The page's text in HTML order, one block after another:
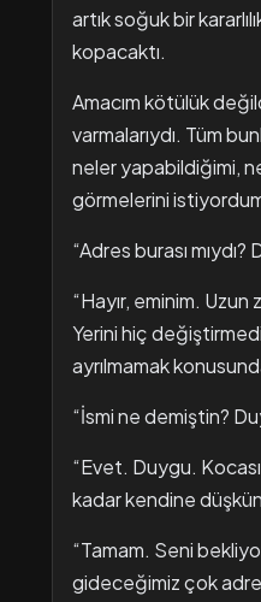
artık soğuk bir
kopacaktı.
Amacım kötülük
varmalarıydı. Tüm
neler yapabildiğimi,
görmelerini
“Adres burası
“Hayır, eminim.
Yerini hiç
ayrılmamak
“İsmi ne demiştin?
“Evet. Duygu.
kadar kendine
“Tamam. Seni
gideceğimiz çok